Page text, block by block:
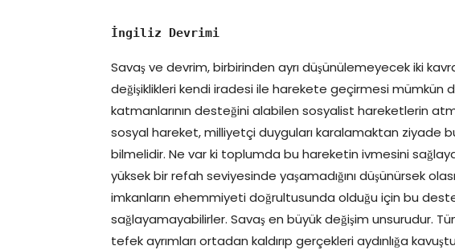
İngiliz Devrimi
Savaş ve devrim, birbirinden ayrı düşünülemeyecek iki
değişiklikleri kendi iradesi ile harekete geçirmesi mümkün
katmanlarının desteğini alabilen sosyalist hareketlerin
sosyal hareket, milliyetçi duyguları karalamaktan ziyade
bilmelidir. Ne var ki toplumda bu hareketin ivmesini
yüksek bir refah seviyesinde yaşamadığını düşünürsek
imkanların ehemmiyeti doğrultusunda olduğu için bu
sağlayamayabilirler. Savaş en büyük değişim unsurudur.
tefek ayrımları ortadan kaldırıp gerçekleri aydınlığa